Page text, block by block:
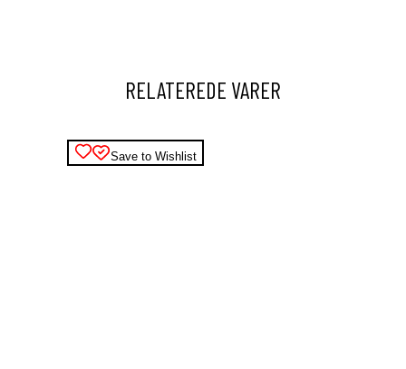
RELATEREDE VARER
Save to Wishlist